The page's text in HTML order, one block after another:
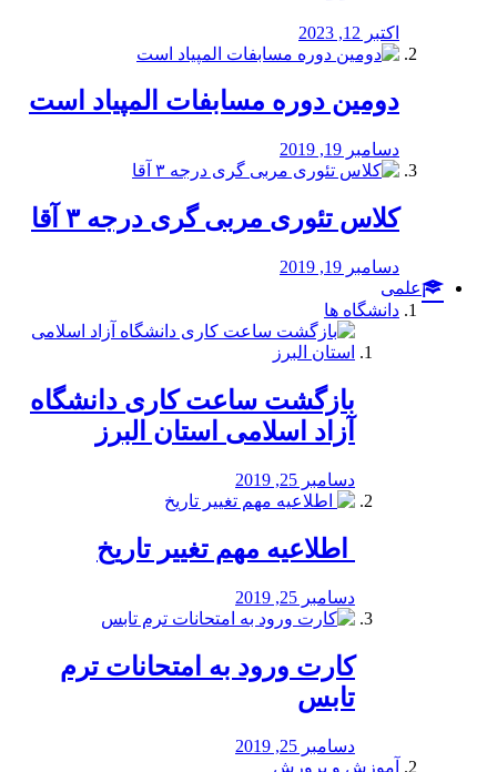
اکتبر 12, 2023
دومین دوره مسابفات المپیاد است
دسامبر 19, 2019
کلاس تئوری مربی گری درجه ۳ آقا
دسامبر 19, 2019
علمی
دانشگاه ها
بازگشت ساعت کاری دانشگاه
آزاد اسلامی استان البرز
دسامبر 25, 2019
️ اطلاعیه مهم تغییر تاریخ
دسامبر 25, 2019
کارت ورود به امتحانات ترم
تابس
دسامبر 25, 2019
آموزش و پرورش